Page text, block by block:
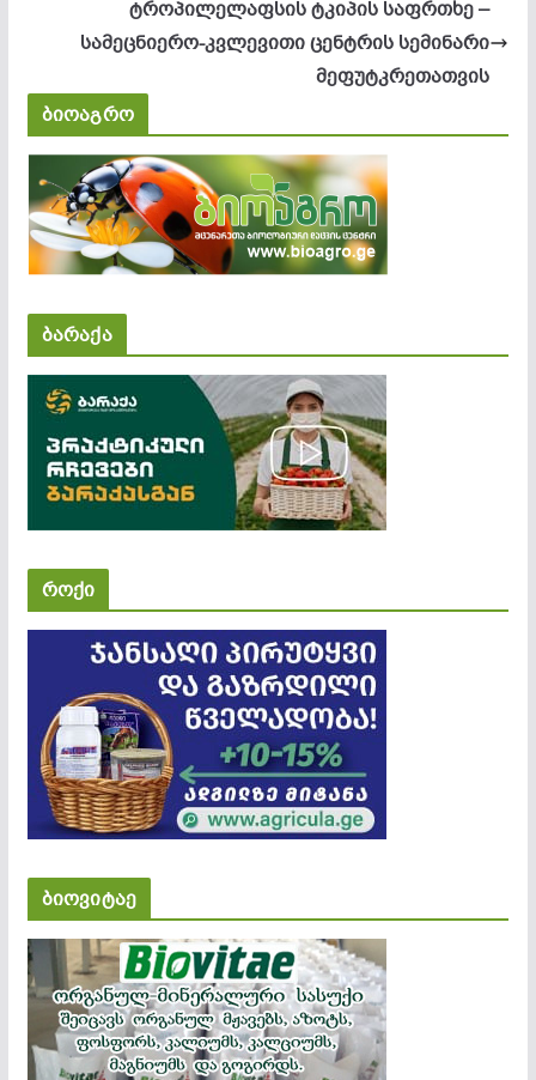
ტროპილელაფსის ტკიპის საფრთხე –
სამეცნიერო-კვლევითი ცენტრის სემინარი
მეფუტკრეთათვის
ბიოაგრო
ბარაქა
როქი
ბიოვიტაე